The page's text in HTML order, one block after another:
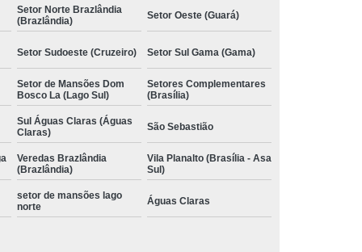
Setor Norte Brazlândia
(Brazlândia)
Setor Oeste (Guará)
Setor Sudoeste (Cruzeiro) Setor Sul Gama (Gama)
Setor de Mansões Dom
Bosco La (Lago Sul)
Setores Complementares
(Brasília)
Sul Águas Claras (Águas
Claras)
São Sebastião
Veredas Brazlândia
(Brazlândia)
Vila Planalto (Brasília - Asa
Sul)
setor de mansões lago
norte
Águas Claras